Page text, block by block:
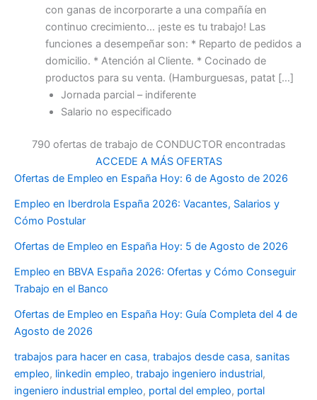
con ganas de incorporarte a una compañía en
continuo crecimiento… ¡este es tu trabajo! Las
funciones a desempeñar son: * Reparto de pedidos a
domicilio. * Atención al Cliente. * Cocinado de
productos para su venta. (Hamburguesas, patat […]
Jornada parcial – indiferente
Salario no especificado
790 ofertas de trabajo de CONDUCTOR encontradas
ACCEDE A MÁS OFERTAS
Ofertas de Empleo en España Hoy: 6 de Agosto de 2026
Empleo en Iberdrola España 2026: Vacantes, Salarios y
Cómo Postular
Ofertas de Empleo en España Hoy: 5 de Agosto de 2026
Empleo en BBVA España 2026: Ofertas y Cómo Conseguir
Trabajo en el Banco
Ofertas de Empleo en España Hoy: Guía Completa del 4 de
Agosto de 2026
trabajos para hacer en casa, trabajos desde casa, sanitas
empleo, linkedin empleo, trabajo ingeniero industrial,
ingeniero industrial empleo, portal del empleo, portal